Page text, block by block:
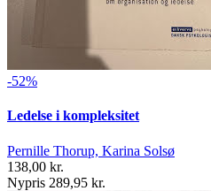
-52%
Ledelse i kompleksitet
Pernille Thorup, Karina Solsø
138,00 kr.
Nypris 289,95 kr.